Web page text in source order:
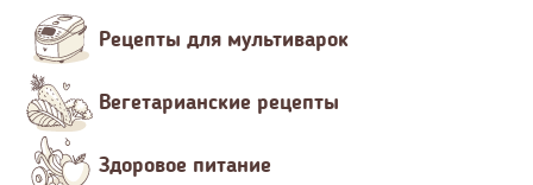
Рецепты для мультиварок
Вегетарианские рецепты
Здоровое питание